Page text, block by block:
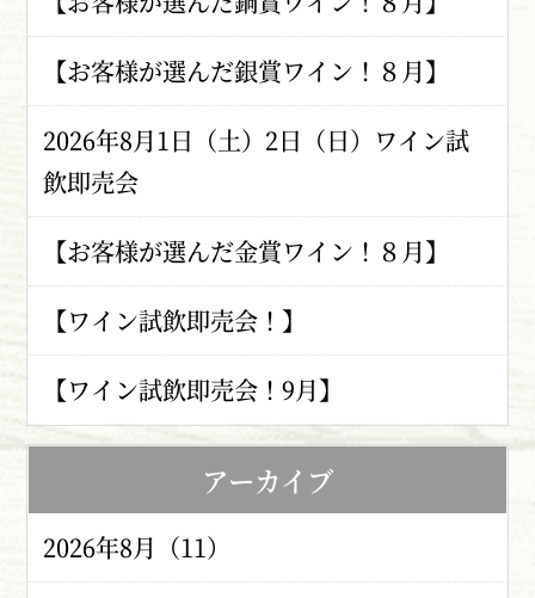
【お客様が選んだ銀賞ワイン！８月】
2026年8月1日（土）2日（日）ワイン試
飲即売会
【お客様が選んだ金賞ワイン！８月】
【ワイン試飲即売会！】
【ワイン試飲即売会！9月】
アーカイブ
2026年8月（11）